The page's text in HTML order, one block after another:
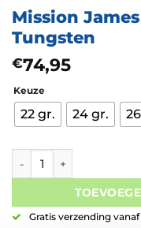
Mission
Tungsten
€74,95
Keuze
22 gr. 24 gr.
Gratis verzending